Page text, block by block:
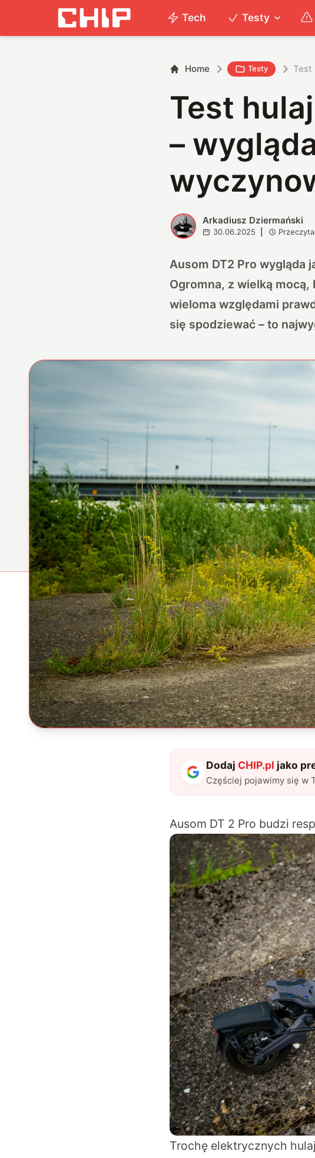
Tech Testy
Home Testy Test
Test
–
A Arkadiusz Dziermański
30.06.2025
Ausom DT2 Pro wygląda
Ogromna, z wielką
wieloma względami
się spodziewać – to
Dodaj CHIP.pl jako
Częściej pojawimy się w
Ausom DT 2 Pro budzi
Trochę elektrycznych